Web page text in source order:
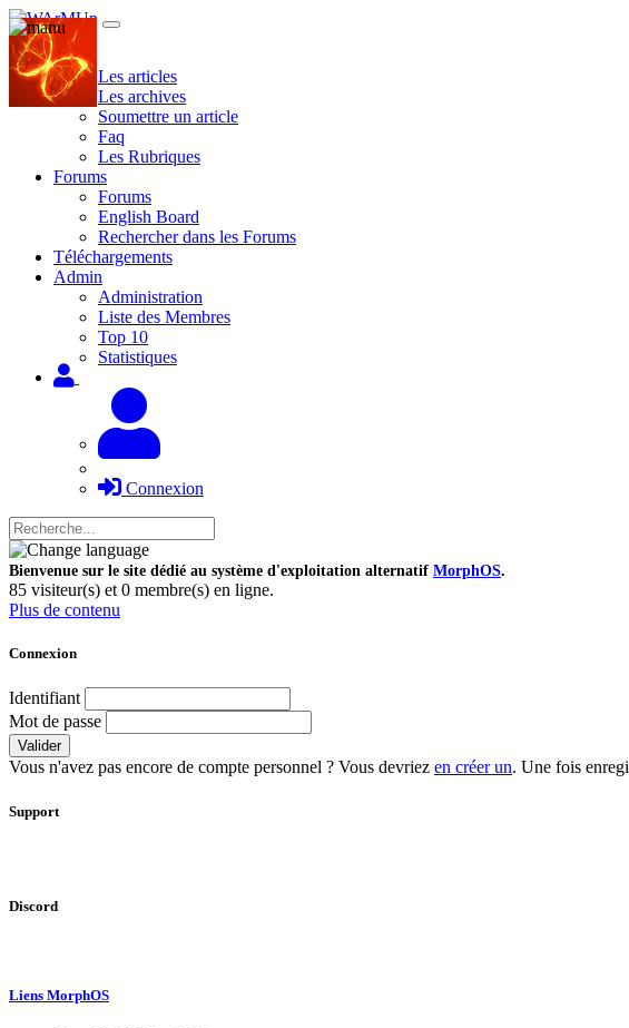
Site
Les articles
Les archives
Soumettre un article
Faq
Les Rubriques
Forums
Forums
English Board
Rechercher dans les Forums
Téléchargements
Admin
Administration
Liste des Membres
Top 10
Statistiques
Connexion
Bienvenue sur le site dédié au système d'exploitation alternatif MorphOS.
85 visiteur(s) et 0 membre(s) en ligne.
Plus de contenu
Connexion
Identifiant
Mot de passe
Valider
Vous n'avez pas encore de compte personnel ? Vous devriez en créer un. Une fois
Support
Discord
Liens MorphOS